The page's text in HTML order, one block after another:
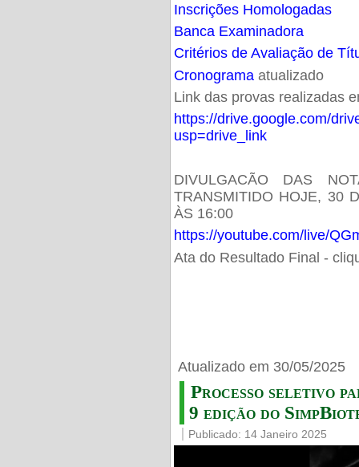
Inscrições Homologadas
Banca Examinadora
Critérios de Avaliação de
Cronogramaatualizado
Link das provas realizadas
https://drive.google.com/
usp=drive_link
DIVULGACÃO DAS
TRANSMITIDO HOJE, 30
ÀS 16:00
https://youtube.com/live/
Ata do Resultado Final -
Atualizado em 30/05/2025
Processo seletivo
9 edição do
Publicado: 14 Janeiro 2025